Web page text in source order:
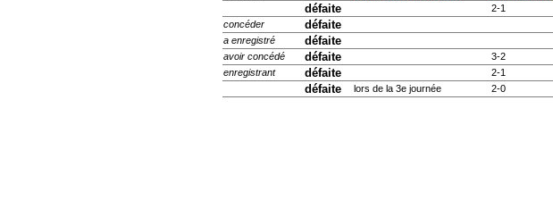
défaite 2-1
concéder
défaite
a enregistré
défaite
avoir concédé
défaite 3-2
enregistrant
défaite 2-1
défaite lors de la 3e journée 2-0